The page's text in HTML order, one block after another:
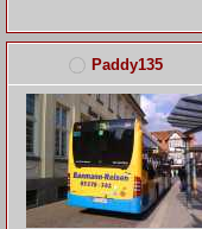
Paddy135